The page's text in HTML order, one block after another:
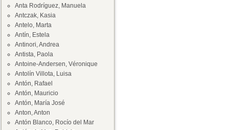
Anta Rodríguez, Manuela
Antczak, Kasia
Antelo, Marta
Antín, Estela
Antinori, Andrea
Antista, Paola
Antoine-Andersen, Véronique
Antolín Villota, Luisa
Antón, Rafael
Antón, Mauricio
Antón, María José
Anton, Anton
Antón Blanco, Rocío del Mar